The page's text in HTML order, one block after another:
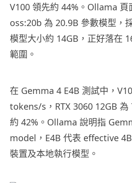
V100 領先約 44%。Ollama
oss:20b 為 20.9B 參數模型，
模型大小約 14GB，正好落在
範圍。
在 Gemma 4 E4B 測試中，
tokens/s，RTX 3060 12GB
約 42%。Ollama 說明指
model，E4B 代表 effective
裝置及本地執行模型。